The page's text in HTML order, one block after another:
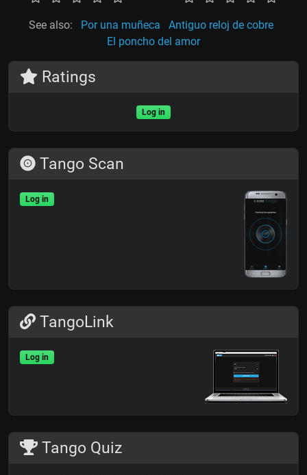
See also: Por una muñeca
Antiguo reloj de cobre
El poncho del amor
Ratings
Log in
Tango Scan
Log in
TangoLink
Log in
Tango Quiz